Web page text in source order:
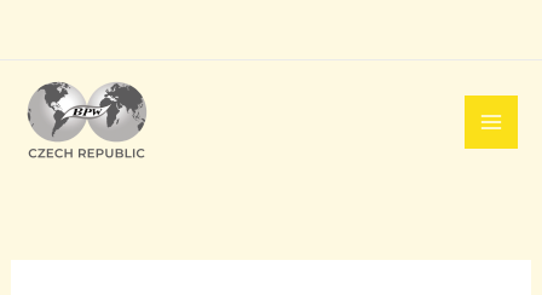
obsah